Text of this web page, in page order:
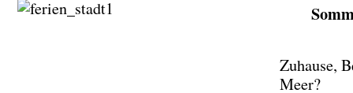
Zuhause,
Meer?